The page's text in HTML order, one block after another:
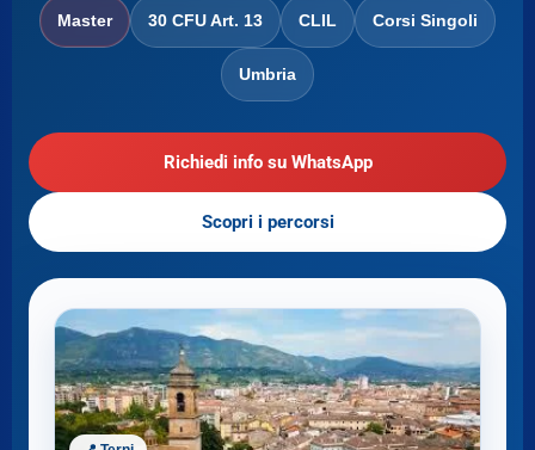
Master 30 CFU Art. 13 CLIL Corsi Singoli
Umbria
Richiedi info su WhatsApp
Scopri i percorsi